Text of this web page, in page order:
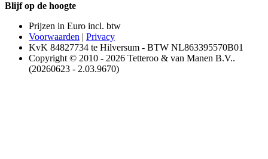
Blijf op de hoogte
Prijzen in Euro incl. btw
Voorwaarden | Privacy
KvK 84827734 te Hilversum - BTW NL863395570B01
Copyright © 2010 - 2026 Tetteroo & van Manen B.V..
(20260623 - 2.03.9670)